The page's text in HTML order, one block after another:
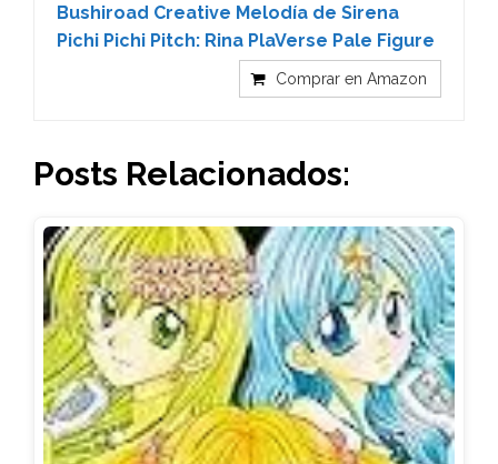
Bushiroad Creative Melodía de Sirena
Pichi Pichi Pitch: Rina PlaVerse Pale Figure
Comprar en Amazon
Posts Relacionados: